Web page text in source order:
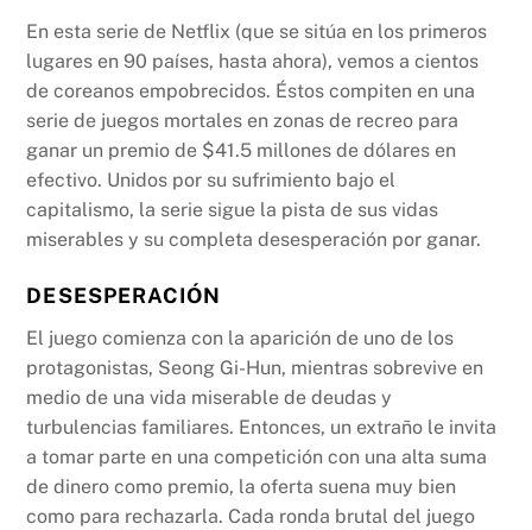
En esta serie de Netflix (que se sitúa en los primeros
lugares en 90 países, hasta ahora), vemos a cientos
de coreanos empobrecidos. Éstos compiten en una
serie de juegos mortales en zonas de recreo para
ganar un premio de $41.5 millones de dólares en
efectivo. Unidos por su sufrimiento bajo el
capitalismo, la serie sigue la pista de sus vidas
miserables y su completa desesperación por ganar.
DESESPERACIÓN
El juego comienza con la aparición de uno de los
protagonistas, Seong Gi-Hun, mientras sobrevive en
medio de una vida miserable de deudas y
turbulencias familiares. Entonces, un extraño le invita
a tomar parte en una competición con una alta suma
de dinero como premio, la oferta suena muy bien
como para rechazarla. Cada ronda brutal del juego